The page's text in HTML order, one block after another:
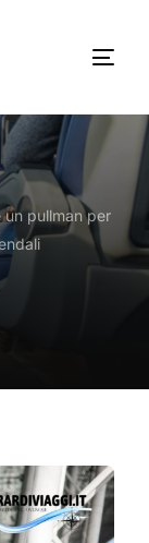
un pullman per